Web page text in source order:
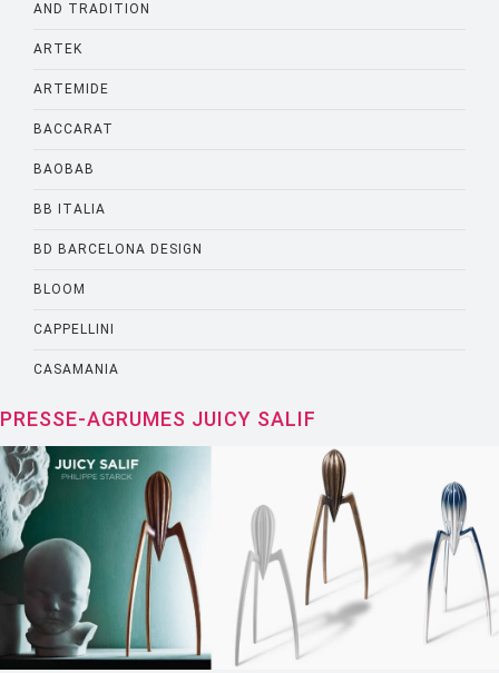
AND TRADITION
ARTEK
ARTEMIDE
BACCARAT
BAOBAB
BB ITALIA
BD BARCELONA DESIGN
BLOOM
CAPPELLINI
CASAMANIA
CASSINA
CATELLANI AND SMITH
CATTELANI AND SMITH
CLASSICON
CRASSEVIG
DESALTO
PRESSE-AGRUMES JUICY SALIF